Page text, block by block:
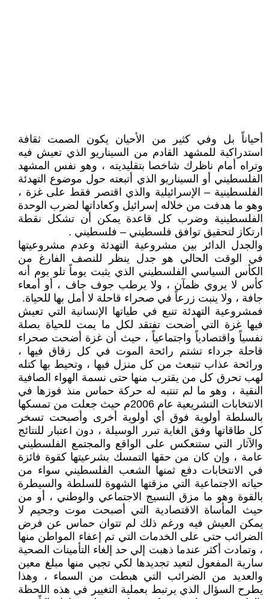
أحياناً بل وفي كثير من الأحيان يكون الصمت ثقافة
استدراكية للمشهد القادم من السيناريو الذي تعيش فيه
وتراه أمام ناظرك شاخصا بتقليديته ، وهو نفس المشهد
الفلسطيني أو السيناريو الذي أتبعته حول موضوع التهدئة
الفلسطينية – الإسرائيلية والذي اقتصر فقط على غزة ،
وهو ما هدفت من خلاله إسرائيل وكعاداتها لضرب الوحدة
الفلسطينية وضرب كل قاعدة يمكن أن تشكل نقطة
ارتكاز لتحقيق توافق فلسطيني – فلسطيني .
والجدل الدائر بين مشروعية التهدئة وعدم مشروعيتها
في الوقت الحالي هو جدل ينظر للنصف الفارغ من
الكأس السياسي الفلسطيني الذي يثبت يوماً تلو يوم أنه
كأس لا يروي ظمآن ، ولا يرطب جوف جاف ، أو أمعاء
جافة ، ولا ينبت زرعاً في صحراء قاحلة لا أمل بها للحياة.
فمشروعية التهدئة تنبع في طياتها الإنسانية التي تعيش
فيها غزة التي أضحت تفتقد لكل ما يمت للحياة بصلة
نفسياً واقتصادياً واجتماعياً ، حيث أن غزة أضحت صحراء
قاحلة جرداء تشتم رائحة الموت في كل زقاق فيها ،
ورائحة عذاب تنبعث من كل منزل فيها ، وتحيط بها كتله
لهب تحرق كل من يقترب منها حتى نسمة الهواء الصافية
النقية ، وهو ما لم تنتبه له حركة حماس منذ فوزها في
الانتخابات التشريعية عام 2006م حيث جعلت من تمسكها
بالسلطة أولوية فوق أي أولوية أخرى وأصبحت تسخر
كل طاقاتها وفق الغاية تبرر الوسيلة ، دون اعتبار للنتائج
والآثار التي ستنعكس على الواقع والمجتمع الفلسطيني
عامة ، وإن كان من حقها التمسك بشرعيتها كقوة فائزة
في الانتخابات دفع ثمنها الشعب الفلسطيني سواء من
حياته الاجتماعية التي مزقتها الشهوة للسلطة والسيطرة
بالقوة وهو ما مزق النسيج الاجتماعي والوطني ، أو من
حيث المأساة الاقتصادية التي أصبحت موت وجحيم لا
يمكن العيش فيه ورغم ذلك لم تتوان حماس عن فرض
الضرائب حتى على الخدمات التي تم إعفاء المواطن منها
، وتمادت أكثر عندما ذهبت إلي حد إلغاء التأمينات الصحية
سارية المفعول لتعيد تجديدها لكي تجبي منها مبلغ معين
والعديد من الضرائب التي هبطت من السماء ، وهذا
يطرح السؤال الذي يرتبط بعملية التغيير في هذه اللحظة